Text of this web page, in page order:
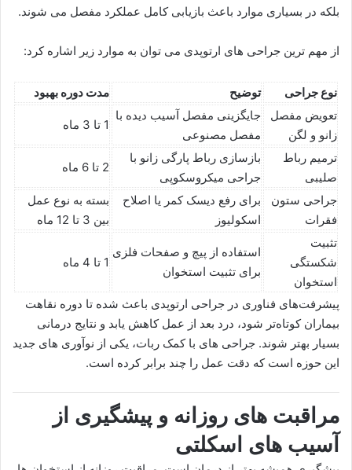
بلکه در بسیاری موارد باعث بازیابی کامل عملکرد مفصل می شوند.
از مهم ترین جراحی های ارتوپدی می توان به موارد زیر اشاره کرد:
نوع جراحی توضیح
مدت دوره بهبود
تعویض مفصل
زانو و لگن
جایگزینی مفصل آسیب دیده با
مفصل مصنوعی
1 تا 3 ماه
ترمیم رباط
صلیبی
بازسازی رباط پارگی زانو با
جراحی میکروسکوپی
2 تا 6 ماه
جراحی ستون
فقرات
برای رفع دیسک کمر یا اصلاح
اسکولیوز
بسته به نوع عمل
بین 3 تا 12 ماه
تثبیت
شکستگی
استخوان
استفاده از پیچ و صفحات فلزی
برای تثبیت استخوان
1 تا 4 ماه
پیشرفت‌های فناوری در جراحی ارتوپدی باعث شده تا دوره نقاهت
بیماران کوتاه‌تر شود، درد بعد از عمل کاهش یابد و نتایج درمانی
بسیار بهتر شوند. جراحی های با کمک ربات، یکی از نوآوری های جدید
این حوزه است که دقت عمل را چند برابر کرده است.
مراقبت های روزانه و پیشگیری از
آسیب های اسکلتی